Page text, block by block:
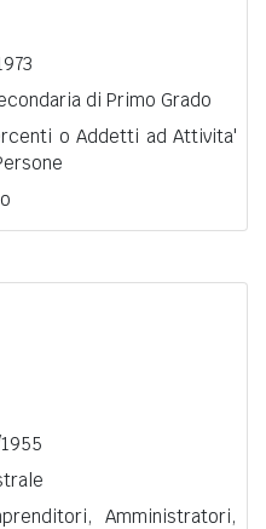
di Primo Grado
o Addetti ad Attivita'
Amministratori,